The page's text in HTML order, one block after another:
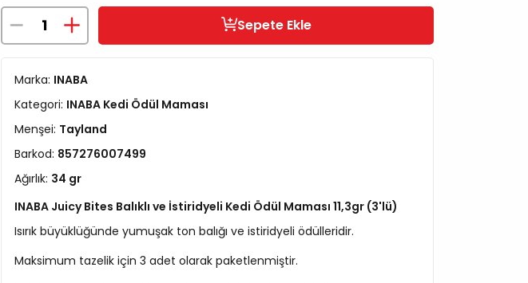
Sepete Ekle
Marka: INABA
Kategori: INABA Kedi Ödül Maması
Menşei: Tayland
Barkod: 857276007499
Ağırlık: 34 gr
INABA Juicy Bites Balıklı ve İstiridyeli Kedi Ödül Maması 11,3gr (3'lü)
Isırık büyüklüğünde yumuşak ton balığı ve istiridyeli ödülleridir.
Maksimum tazelik için 3 adet olarak paketlenmiştir.